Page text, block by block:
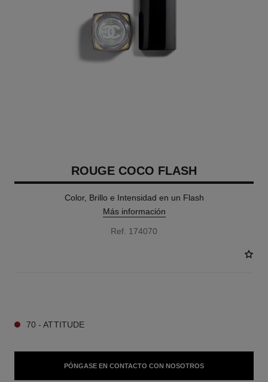
ROUGE COCO FLASH
Color, Brillo e Intensidad en un Flash
Más información
Ref. 174070
70 - ATTITUDE
PÓNGASE EN CONTACTO CON NOSOTROS